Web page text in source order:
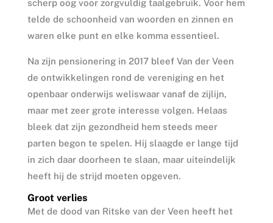
scherp oog voor zorgvuldig taalgebruik. Voor hem
telde de schoonheid van woorden en zinnen en
waren elke punt en elke komma essentieel.
Na zijn pensionering in 2017 bleef Van der Veen
de ontwikkelingen rond de vereniging en het
openbaar onderwijs weliswaar vanaf de zijlijn,
maar met zeer grote interesse volgen. Helaas
bleek dat zijn gezondheid hem steeds meer
parten begon te spelen. Hij slaagde er lange tijd
in zich daar doorheen te slaan, maar uiteindelijk
heeft hij de strijd moeten opgeven.
Groot verlies
Met de dood van Ritske van der Veen heeft het